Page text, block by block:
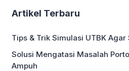
baiknya, saat ini ada banyak
beasiswa luar negeri tanpa TOEFL
meraih impian tetapi ingin
Artikel Terbaru
Tips & Trik Simulasi UTBK Agar
Solusi Mengatasi Masalah
Ampuh